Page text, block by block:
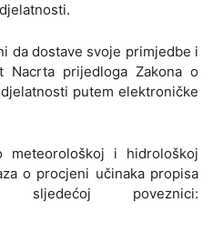
da dostave svoje primjedbe i
Nacrta prijedloga Zakona o
putem elektroničke
meteorološkoj i hidrološkoj
o procjeni učinaka propisa
poveznici: